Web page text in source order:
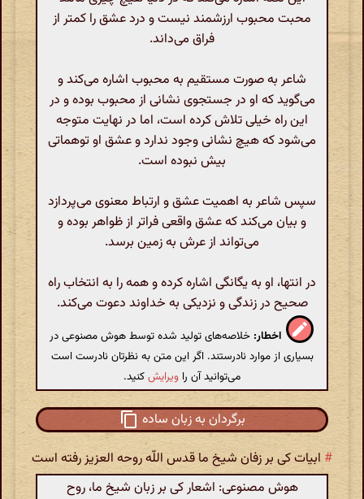
محبت محبوب ارزشمند نیست و درد عشق را کمتر از
فراق می‌داند.
شاعر به صورت مستقیم به محبوب اشاره می‌کند و
می‌گوید که او در جستجوی نشانی از محبوب بوده و در
این راه خیلی تلاش کرده است، اما در نهایت متوجه
می‌شود که هیچ نشانی وجود ندارد و عشق او توهماتی
بیش نبوده است.
سپس شاعر به اهمیت عشق و ارتباط معنوی می‌پردازد
و بیان می‌کند که عشق واقعی فراتر از ظواهر بوده و
می‌تواند از عرش به زمین برسد.
در انتها، او به یگانگی اشاره کرده و همه را به انتخاب راه
صحیح در زندگی و نزدیکی به خداوند دعوت می‌کند.
اخطار: خلاصه‌های تولید شده توسط هوش مصنوعی در
بسیاری از موارد نادرستند. اگر این متن به نظرتان نادرست است
می‌توانید آن را ویرایشکنید.
برگردان به زبان ساده
# ابیات کی بر زفان شیخ ما قدس اللّه روحه العزیز رفته است
هوش مصنوعی: اشعار کی بر زبان شیخ ما، روح